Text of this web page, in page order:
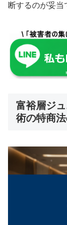
断するのが妥当
富裕層ジ
術の特商